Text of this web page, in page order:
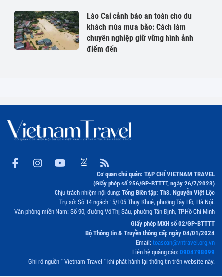
Lào Cai cảnh báo an toàn cho du
khách mùa mưa bão: Cách làm
chuyên nghiệp giữ vững hình ảnh
điểm đến
Cơ quan chủ quản: TẠP CHÍ VIETNAM TRAVEL
(Giấy phép số 256/GP-BTTTT, ngày 26/7/2023)
Chịu trách nhiệm nội dung: Tổng Biên tập: ThS. Nguyễn Việt Lộc
Trụ sở: Số 14 ngách 15/105 Thụy Khuê, phường Tây Hồ, Hà Nội.
Văn phòng miền Nam: Số 90, đường Võ Thị Sáu, phường Tân Định, TP.Hồ Chí Minh
Giấy phép MXH số 02/GP-BTTTT
Bộ Thông tin & Truyền thông cấp ngày 04/01/2024
Email:toasoan@vntravel.org.vn
Liên hệ quảng cáo: 0904798099
Ghi rõ nguồn " Vietnam Travel " khi phát hành lại thông tin trên website này.